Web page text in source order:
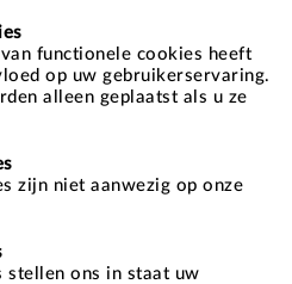
functionele cookies heeft
op uw gebruikerservaring.
alleen geplaatst als u ze
zijn niet aanwezig op onze
stellen ons in staat uw